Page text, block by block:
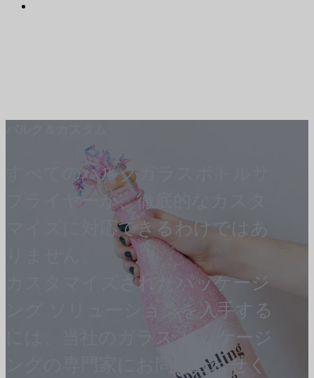
すべてのバルクガラスボトルサ
プライヤーが、徹底的なカスタ
マイズに対応できるわけではあ
カスタマイズされたパッケージ
ング ソリューションを入手する
には、当社のガラス パッケージ
ングの専門家にお問い合わせく